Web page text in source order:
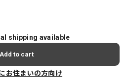
shipping available
Add to cart
お住まいの方向け